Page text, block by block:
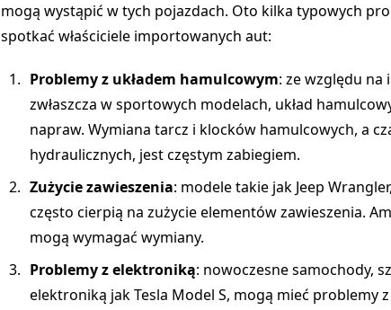
mogą wystąpić w tych pojazdach. Oto kilka typowych
spotkać właściciele importowanych aut:
Problemy z układem hamulcowym: ze względu na
zwłaszcza w sportowych modelach, układ
napraw. Wymiana tarcz i klocków hamulcowych, a
hydraulicznych, jest częstym zabiegiem.
Zużycie zawieszenia: modele takie jak Jeep
często cierpią na zużycie elementów zawieszenia.
mogą wymagać wymiany.
Problemy z elektroniką: nowoczesne samochody,
elektroniką jak Tesla Model S, mogą mieć problemy